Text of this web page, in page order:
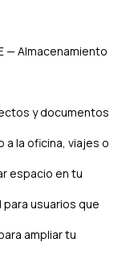
— Almacenamiento
y documentos
a la oficina, viajes o
espacio en tu
para usuarios que
ampliar tu